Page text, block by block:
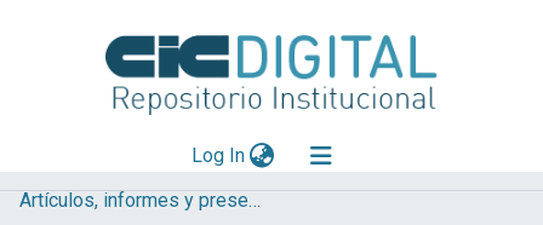
Log In(current)
Explorar
Artículos, informes y presentaciones en Congresos